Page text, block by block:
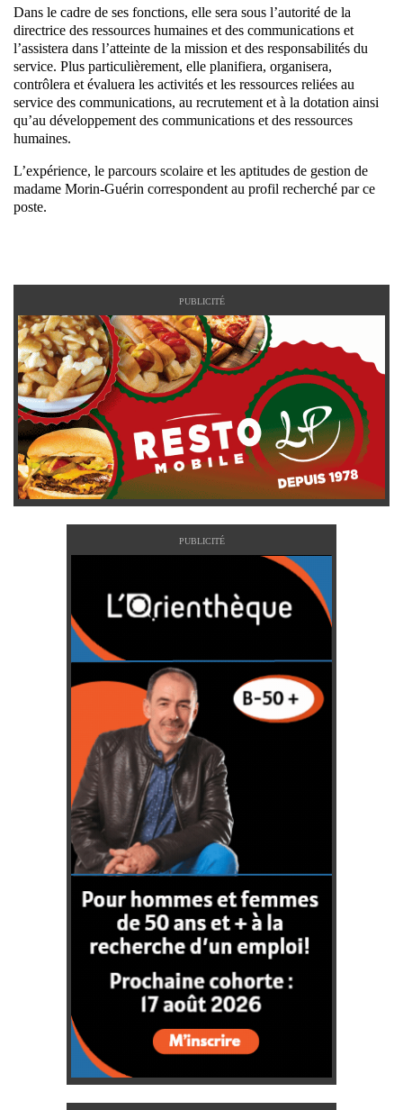
Dans le cadre de ses fonctions, elle sera sous l’autorité de la
directrice des ressources humaines et des communications et
l’assistera dans l’atteinte de la mission et des responsabilités du
service. Plus particulièrement, elle planifiera, organisera,
contrôlera et évaluera les activités et les ressources reliées au
service des communications, au recrutement et à la dotation ainsi
qu’au développement des communications et des ressources
humaines.
L’expérience, le parcours scolaire et les aptitudes de gestion de
madame Morin-Guérin correspondent au profil recherché par ce
poste.
PUBLICITÉ
PUBLICITÉ